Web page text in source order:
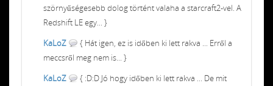
szörnyűségesebb dolog történt valaha a starcraft2-vel. A
Redshift LE egy... }
KaLoZ
{ Hát igen, ez is időben ki lett rakva ... Erről a
meccsről meg nem is... }
KaLoZ
{ :D:D Jó hogy időben ki lett rakva ... De mit